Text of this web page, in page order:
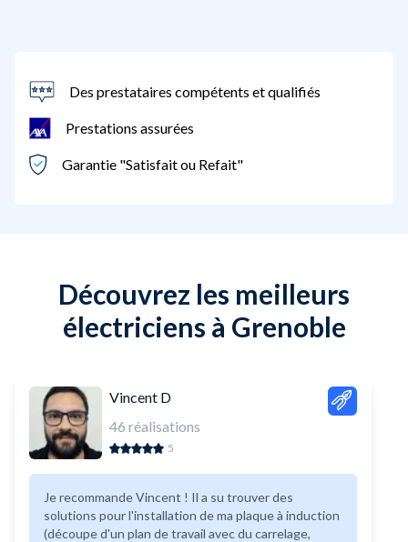
Des prestataires compétents et qualifiés
Prestations assurées
Garantie "Satisfait ou Refait"
Découvrez les meilleurs
électriciens à Grenoble
Vincent D
46 réalisations
5
Je recommande Vincent ! Il a su trouver des
solutions pour l'installation de ma plaque à induction
(découpe d'un plan de travail avec du carrelage,